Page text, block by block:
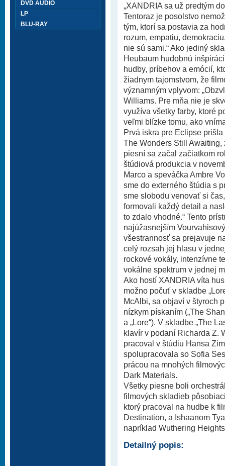
„XANDRIA sa už predtým
Tentoraz je posolstvo
tým, ktorí sa postavia za
rozum, empatiu,
nie sú sami.“ Ako jediný
Heubaum hudobnú
hudby, príbehov a emócií,
žiadnym tajomstvom, že
významným vplyvom:
Williams. Pre mňa nie je
využíva všetky farby, ktoré
veľmi blízke tomu, ako
Prvá iskra pre Eclipse
The Wonders Still
piesní sa začal začiatkom
štúdiová produkcia v
Marco a speváčka Ambre
sme do externého štúdia s
sme slobodu venovať si
formovali každý detail a
to zdalo vhodné.“ Tento
najúžasnejším
všestrannosť sa prejavuje
celý rozsah jej hlasu v
rockové vokály, intenzívne
vokálne spektrum v jednej
Ako hostí XANDRIA víta
možno počuť v skladbe
McAlbi, sa objaví v štyroch
nízkym pískaním („The
a „Lore“). V skladbe „The
klavír v podaní Richarda Z.
pracoval v štúdiu Hansa
spolupracovala so Sofia
prácou na mnohých
Dark Materials.
Všetky piesne boli
filmových skladieb
ktorý pracoval na hudbe k
Destination, a Ishaanom
napríklad Wuthering
Detailný popis:
DVD AUDIO
LP
BLU-RAY